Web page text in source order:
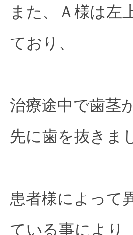
また、Ａ様は左
ており、
治療途中で歯茎
先に歯を抜きま
患者様によって
ている事により